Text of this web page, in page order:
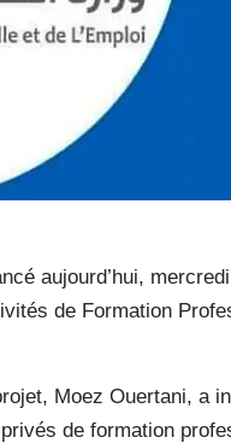
aujourd’hui,
de Formation
Moez Ouertani, a
de formation